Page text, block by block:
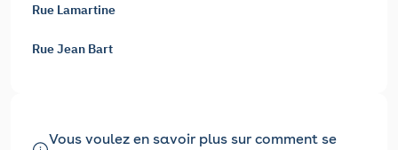
Rue Lamartine
Rue Jean Bart
Vous voulez en savoir plus sur comment se